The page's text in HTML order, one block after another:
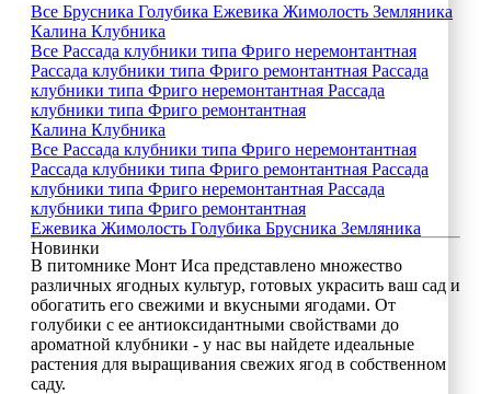
Все Брусника Голубика Ежевика Жимолость Земляника
Калина Клубника
Все Рассада клубники типа Фриго неремонтантная
Рассада клубники типа Фриго ремонтантная Рассада
клубники типа Фриго неремонтантная Рассада
клубники типа Фриго ремонтантная
Калина Клубника
Все Рассада клубники типа Фриго неремонтантная
Рассада клубники типа Фриго ремонтантная Рассада
клубники типа Фриго неремонтантная Рассада
клубники типа Фриго ремонтантная
Ежевика Жимолость Голубика Брусника Земляника
Новинки
В питомнике Монт Иса представлено множество
различных ягодных культур, готовых украсить ваш сад и
обогатить его свежими и вкусными ягодами. От
голубики с ее антиоксидантными свойствами до
ароматной клубники - у нас вы найдете идеальные
растения для выращивания свежих ягод в собственном
саду.